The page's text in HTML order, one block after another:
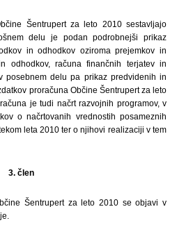
Šentrupert za leto 2010 sestavljajo
delu je podan podrobnejši prikaz
in odhodkov oziroma prejemkov in
odhodkov, računa finančnih terjatev in
posebnem delu pa prikaz predvidenih in
proračuna Občine Šentrupert za leto
je tudi načrt razvojnih programov, v
o načrtovanih vrednostih posameznih
leta 2010 ter o njihovi realizaciji v tem
3. člen
Šentrupert za leto 2010 se objavi v